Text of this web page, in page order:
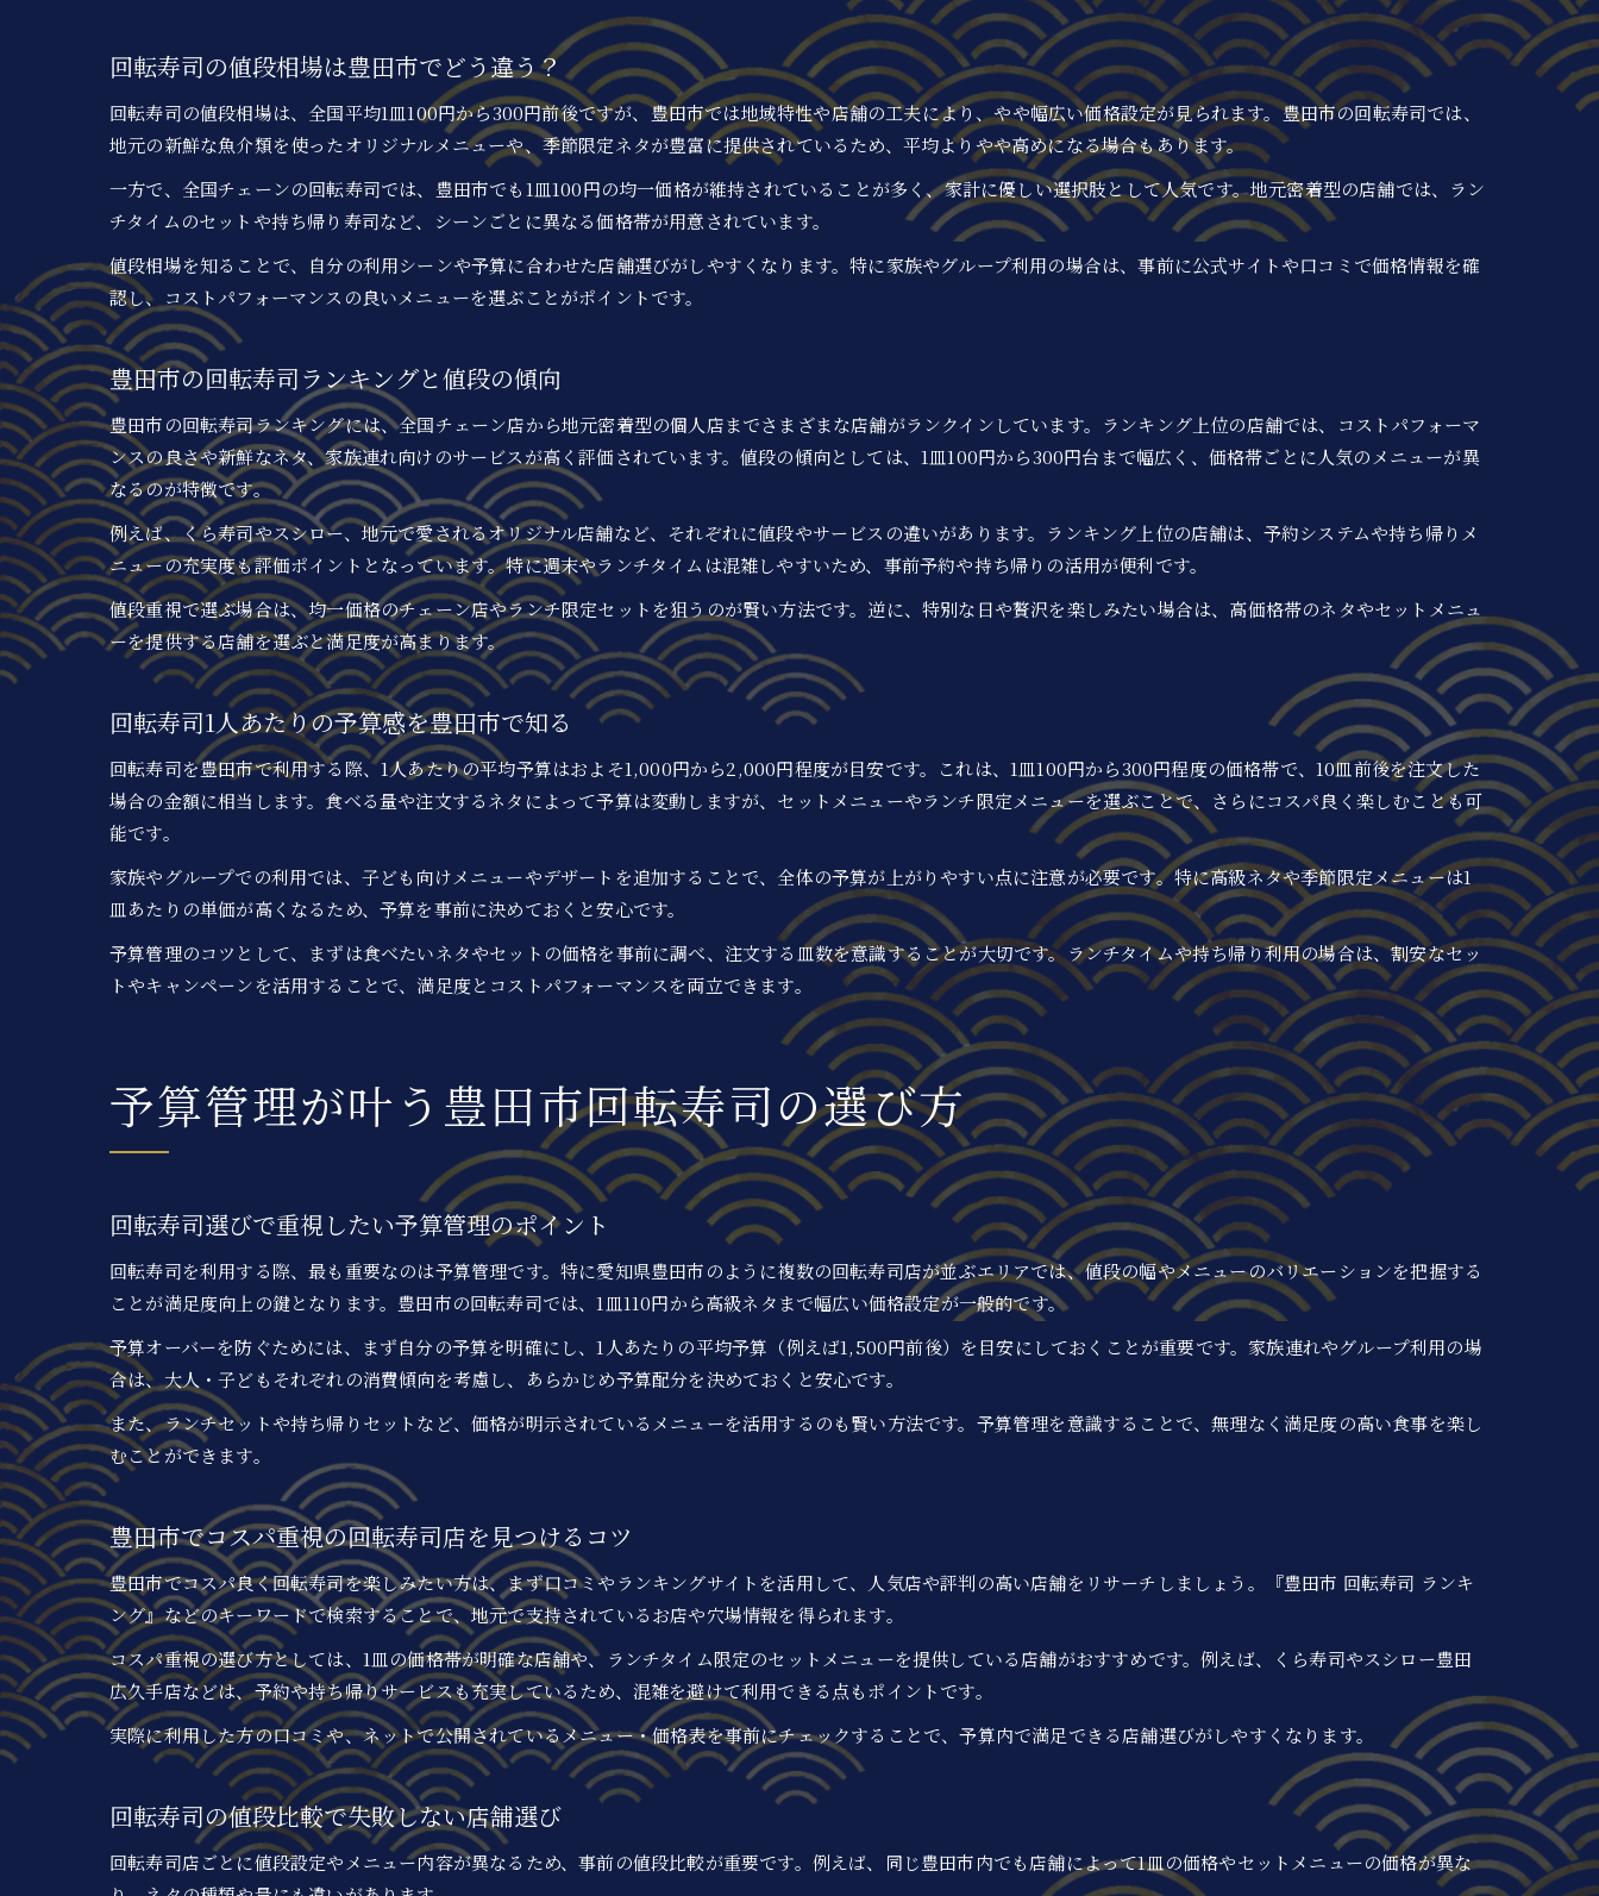
回転寿司の値段から見る注文の注意点とコツ
豊田市で賢く回転寿司を楽しむための平均価格活用術
回転寿司の価格一覧とおすすめ注文例を紹介
ランチタイムに最適な豊田市回転寿司活用術
回転寿司のランチメニューで予算を抑える方法
豊田市の回転寿司で人気のランチ活用テクニック
回転寿司ランチでコスパを意識した選び方
豊田市回転寿司のランチタイム限定メニュー事情
回転寿司ランチで満足度と価格のバランスを取る
回転寿司の値段相場は豊田市でどう違う？
回転寿司の値段相場は、全国平均1皿100円から300円前後ですが、豊田市では地域特性や店舗の工夫により、やや幅広い価格設定が見られます。豊田市の回転寿司では、
地元の新鮮な魚介類を使ったオリジナルメニューや、季節限定ネタが豊富に提供されているため、平均よりやや高めになる場合もあります。
一方で、全国チェーンの回転寿司では、豊田市でも1皿100円の均一価格が維持されていることが多く、家計に優しい選択肢として人気です。地元密着型の店舗では、ラン
チタイムのセットや持ち帰り寿司など、シーンごとに異なる価格帯が用意されています。
値段相場を知ることで、自分の利用シーンや予算に合わせた店舗選びがしやすくなります。特に家族やグループ利用の場合は、事前に公式サイトや口コミで価格情報を確
認し、コストパフォーマンスの良いメニューを選ぶことがポイントです。
豊田市の回転寿司ランキングと値段の傾向
豊田市の回転寿司ランキングには、全国チェーン店から地元密着型の個人店までさまざまな店舗がランクインしています。ランキング上位の店舗では、コストパフォーマ
ンスの良さや新鮮なネタ、家族連れ向けのサービスが高く評価されています。値段の傾向としては、1皿100円から300円台まで幅広く、価格帯ごとに人気のメニューが異
なるのが特徴です。
例えば、くら寿司やスシロー、地元で愛されるオリジナル店舗など、それぞれに値段やサービスの違いがあります。ランキング上位の店舗は、予約システムや持ち帰りメ
ニューの充実度も評価ポイントとなっています。特に週末やランチタイムは混雑しやすいため、事前予約や持ち帰りの活用が便利です。
値段重視で選ぶ場合は、均一価格のチェーン店やランチ限定セットを狙うのが賢い方法です。逆に、特別な日や贅沢を楽しみたい場合は、高価格帯のネタやセットメニュ
ーを提供する店舗を選ぶと満足度が高まります。
回転寿司1人あたりの予算感を豊田市で知る
回転寿司を豊田市で利用する際、1人あたりの平均予算はおよそ1,000円から2,000円程度が目安です。これは、1皿100円から300円程度の価格帯で、10皿前後を注文した
場合の金額に相当します。食べる量や注文するネタによって予算は変動しますが、セットメニューやランチ限定メニューを選ぶことで、さらにコスパ良く楽しむことも可
能です。
家族やグループでの利用では、子ども向けメニューやデザートを追加することで、全体の予算が上がりやすい点に注意が必要です。特に高級ネタや季節限定メニューは1
皿あたりの単価が高くなるため、予算を事前に決めておくと安心です。
予算管理のコツとして、まずは食べたいネタやセットの価格を事前に調べ、注文する皿数を意識することが大切です。ランチタイムや持ち帰り利用の場合は、割安なセッ
トやキャンペーンを活用することで、満足度とコストパフォーマンスを両立できます。
予算管理が叶う豊田市回転寿司の選び方
回転寿司選びで重視したい予算管理のポイント
回転寿司を利用する際、最も重要なのは予算管理です。特に愛知県豊田市のように複数の回転寿司店が並ぶエリアでは、値段の幅やメニューのバリエーションを把握する
ことが満足度向上の鍵となります。豊田市の回転寿司では、1皿110円から高級ネタまで幅広い価格設定が一般的です。
予算オーバーを防ぐためには、まず自分の予算を明確にし、1人あたりの平均予算（例えば1,500円前後）を目安にしておくことが重要です。家族連れやグループ利用の場
合は、大人・子どもそれぞれの消費傾向を考慮し、あらかじめ予算配分を決めておくと安心です。
また、ランチセットや持ち帰りセットなど、価格が明示されているメニューを活用するのも賢い方法です。予算管理を意識することで、無理なく満足度の高い食事を楽し
むことができます。
豊田市でコスパ重視の回転寿司店を見つけるコツ
豊田市でコスパ良く回転寿司を楽しみたい方は、まず口コミやランキングサイトを活用して、人気店や評判の高い店舗をリサーチしましょう。『豊田市 回転寿司 ランキ
ング』などのキーワードで検索することで、地元で支持されているお店や穴場情報を得られます。
コスパ重視の選び方としては、1皿の価格帯が明確な店舗や、ランチタイム限定のセットメニューを提供している店舗がおすすめです。例えば、くら寿司やスシロー豊田
広久手店などは、予約や持ち帰りサービスも充実しているため、混雑を避けて利用できる点もポイントです。
実際に利用した方の口コミや、ネットで公開されているメニュー・価格表を事前にチェックすることで、予算内で満足できる店舗選びがしやすくなります。
回転寿司の値段比較で失敗しない店舗選び
回転寿司店ごとに値段設定やメニュー内容が異なるため、事前の値段比較が重要です。例えば、同じ豊田市内でも店舗によって1皿の価格やセットメニューの価格が異な
お問い合わせはこちら
お問い合わせはこちら